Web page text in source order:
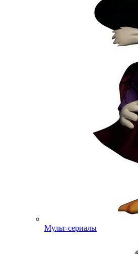
Мульт-сериалы